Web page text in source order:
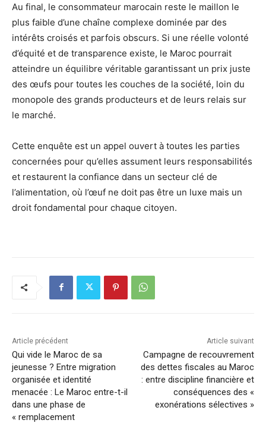
Au final, le consommateur marocain reste le maillon le
plus faible d’une chaîne complexe dominée par des
intérêts croisés et parfois obscurs. Si une réelle volonté
d’équité et de transparence existe, le Maroc pourrait
atteindre un équilibre véritable garantissant un prix juste
des œufs pour toutes les couches de la société, loin du
monopole des grands producteurs et de leurs relais sur
le marché.
Cette enquête est un appel ouvert à toutes les parties
concernées pour qu’elles assument leurs responsabilités
et restaurent la confiance dans un secteur clé de
l’alimentation, où l’œuf ne doit pas être un luxe mais un
droit fondamental pour chaque citoyen.
Article précédent
Qui vide le Maroc de sa
jeunesse ? Entre migration
organisée et identité
menacée : Le Maroc entre-t-il
dans une phase de
« remplacement
Article suivant
Campagne de recouvrement
des dettes fiscales au Maroc
: entre discipline financière et
conséquences des «
exonérations sélectives »